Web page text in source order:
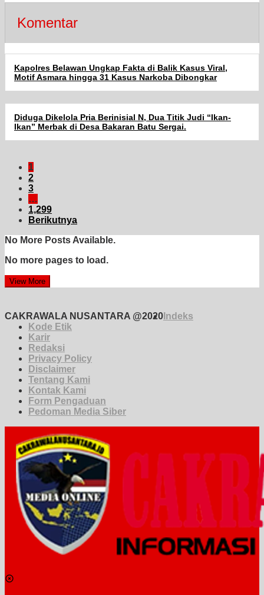
Komentar
Kapolres Belawan Ungkap Fakta di Balik Kasus Viral,
Motif Asmara hingga 31 Kasus Narkoba Dibongkar
Diduga Dikelola Pria Berinisial N, Dua Titik Judi “Ikan-
Ikan” Merbak di Desa Bakaran Batu Sergai.
1
2
3
…
1,299
Berikutnya
No More Posts Available.
No more pages to load.
View More
CAKRAWALA NUSANTARA @2020 Indeks
Kode Etik
Karir
Redaksi
Privacy Policy
Disclaimer
Tentang Kami
Kontak Kami
Form Pengaduan
Pedoman Media Siber